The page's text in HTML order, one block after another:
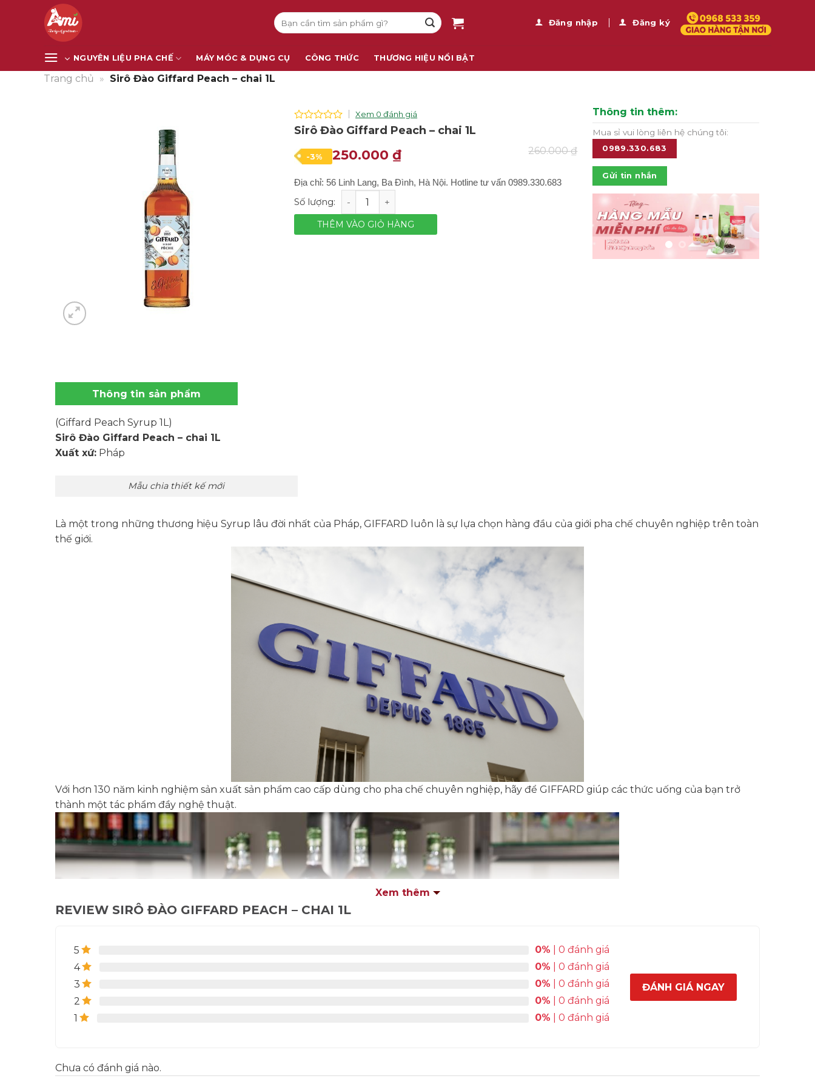
Tìm
kiếm:
Đăng nhập Đăng ký
NGUYÊN LIỆU PHA CHẾ MÁY MÓC & DỤNG CỤ CÔNG THỨC THƯƠNG HIỆU NỔI BẬT
Trang chủ » Sirô Đào Giffard Peach – chai 1L
0
of
5
Xem 0 đánh giá
Sirô Đào Giffard Peach – chai 1L
-3% 260.000₫
Giá
là:
260.000 ₫.
250.000₫Giá
tại
250.000 ₫.
Địa chỉ: 56 Linh Lang, Ba Đình, Hà Nội. Hotline tư vấn 0989.330.683
Sirô Đào Giffard Peach - chai 1L số lượng
THÊM VÀO GIỎ HÀNG
Thông tin thêm:
Mua sỉ vui lòng liên hệ chúng tôi:
0989.330.683
Gửi tin nhắn
Thông tin sản phẩm
(Giffard Peach Syrup 1L)
Sirô Đào Giffard Peach – chai 1L
Xuất xứ:Pháp
Mẫu chia thiết kế mới
Là một trong những thương hiệu Syrup lâu đời nhất của Pháp, GIFFARD luôn là sự lựa chọn hàng đầu của giới pha chế chuyên nghiệp trên toàn
thế giới.
Với hơn 130 năm kinh nghiệm sản xuất sản phẩm cao cấp dùng cho pha chế chuyên nghiệp, hãy để GIFFARD giúp các thức uống của bạn trở
thành một tác phẩm đầy nghệ thuật.
Xem thêm
REVIEW SIRÔ ĐÀO GIFFARD PEACH – CHAI 1L
5 0% | 0 đánh giá
4
0% | 0 đánh giá
3
0% | 0 đánh giá
2
0% | 0 đánh giá
1
0% | 0 đánh giá
ĐÁNH GIÁ NGAY
Chưa có đánh giá nào.